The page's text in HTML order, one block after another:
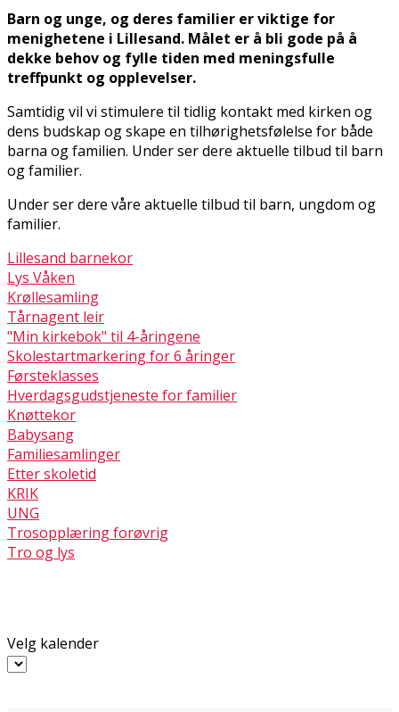
Barn og unge, og deres familier er viktige for
menighetene i Lillesand. Målet er å bli gode på å
dekke behov og fylle tiden med meningsfulle
treffpunkt og opplevelser.
Samtidig vil vi stimulere til tidlig kontakt med kirken og
dens budskap og skape en tilhørighetsfølelse for både
barna og familien. Under ser dere aktuelle tilbud til barn
og familier.
Under ser dere våre aktuelle tilbud til barn, ungdom og
familier.
Lillesand barnekor
Lys Våken
Krøllesamling
Tårnagent leir
"Min kirkebok" til 4-åringene
Skolestartmarkering for 6 åringer
Førsteklasses
Hverdagsgudstjeneste for familier
Knøttekor
Babysang
Familiesamlinger
Etter skoletid
KRIK
UNG
Trosopplæring forøvrig
Tro og lys
Velg kalender